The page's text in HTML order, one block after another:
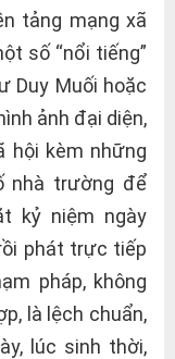
tảng mạng xã
số “nổi tiếng”
Duy Muối hoặc
ảnh đại diện,
hội kèm những
nhà trường để
kỷ niệm ngày
phát trực tiếp
pháp, không
là lệch chuẩn,
lúc sinh thời,